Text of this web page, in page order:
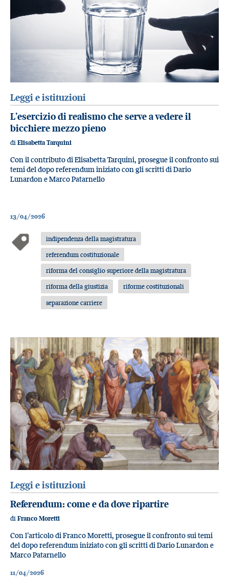
Leggi e istituzioni
L’esercizio di realismo che serve a vedere il
bicchiere mezzo pieno
di Elisabetta Tarquini
Con il contributo di Elisabetta Tarquini, prosegue il confronto sui
temi del dopo referendum iniziato con gli scritti di Dario
Lunardon e Marco Patarnello
13/04/2026
indipendenza della magistratura
referendum costituzionale
riforma del consiglio superiore della magistratura
riforma della giustizia
riforme costituzionali
separazione carriere
Leggi e istituzioni
Referendum: come e da dove ripartire
di Franco Moretti
Con l’articolo di Franco Moretti, prosegue il confronto sui temi
del dopo referendum iniziato con gli scritti di Dario Lunardon e
Marco Patarnello
11/04/2026